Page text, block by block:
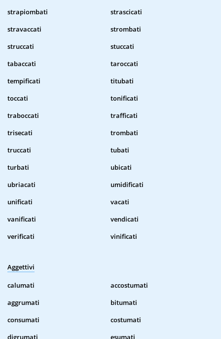
strapiombati
strascicati
stravaccati
strombati
struccati
stuccati
tabaccati
taroccati
tempificati
titubati
toccati
tonificati
traboccati
trafficati
trisecati
trombati
truccati
tubati
turbati
ubicati
ubriacati
umidificati
unificati
vacati
vanificati
vendicati
verificati
vinificati
Aggettivi
calumati
accostumati
aggrumati
bitumati
consumati
costumati
digrumati
esumati